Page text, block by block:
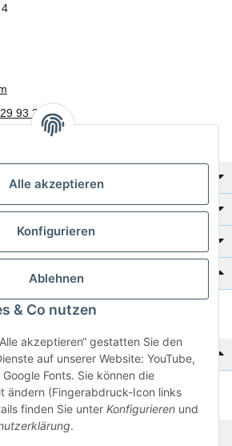
Alle akzeptieren
Konfigurieren
Ablehnen
& Co nutzen
akzeptieren“ gestatten Sie den
auf unserer Website: YouTube,
Fonts. Sie können die
ändern (Fingerabdruck-Icon links
finden Sie unter Konfigurieren und
.
93 30
Katalog zur Hand?
Zur Schnellbestellung
kein Katalog?
Preisliste anschauen
© 2026 subtiel-shop.de